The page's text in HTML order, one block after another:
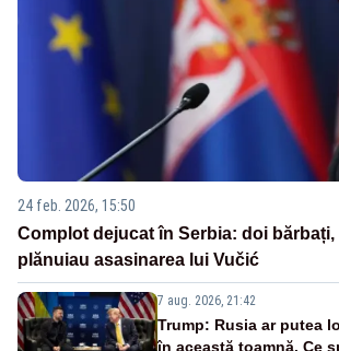
24 feb. 2026, 15:50
Complot dejucat în Serbia: doi
plănuiau asasinarea lui Vučić
7 aug. 2026, 21:42
Trump: Rusia ar putea
în această toamnă. Ce